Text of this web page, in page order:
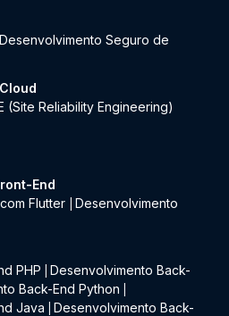
Seguro de
(Site Reliability Engineering)
End
Flutter
Desenvolvimento
PHP
Desenvolvimento Back-
Back-End Python
Java
Desenvolvimento Back-